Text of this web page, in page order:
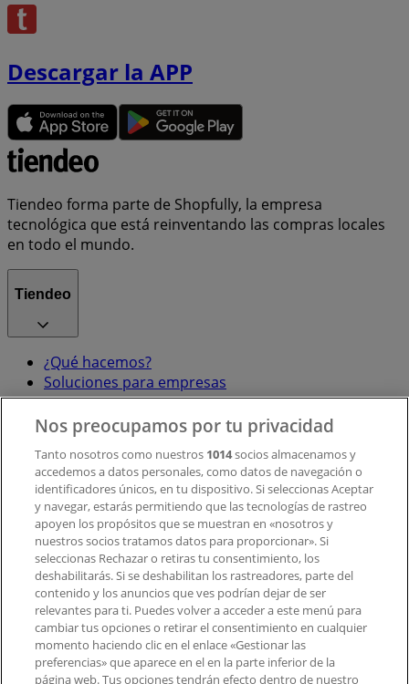
Descargar la APP
Tiendeo forma parte de Shopfully, la empresa
tecnológica que está reinventando las compras locales
en todo el mundo.
Tiendeo
¿Qué hacemos?
Soluciones para empresas
Noticias y prensa
Trabaja con nosotros
Contacto
Contacto comercial y de marketing
Tienda mal colocada en el mapa
Notificar un folleto
¿Encontraste un problema en la web o en la
aplicación?
Índices
Nos preocupamos por tu privacidad
Tanto nosotros como nuestros 1014socios almacenamos y
accedemos a datos personales, como datos de navegación o
identificadores únicos, en tu dispositivo. Si seleccionas Aceptar
y navegar, estarás permitiendo que las tecnologías de rastreo
apoyen los propósitos que se muestran en «nosotros y
nuestros socios tratamos datos para proporcionar». Si
seleccionas Rechazar o retiras tu consentimiento, los
deshabilitarás. Si se deshabilitan los rastreadores, parte del
contenido y los anuncios que ves podrían dejar de ser
relevantes para ti. Puedes volver a acceder a este menú para
cambiar tus opciones o retirar el consentimiento en cualquier
momento haciendo clic en el enlace «Gestionar las
preferencias» que aparece en el en la parte inferior de la
página web. Tus opciones tendrán efecto dentro de nuestro